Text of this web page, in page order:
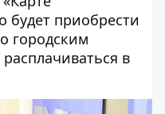
приобрести
городским
в